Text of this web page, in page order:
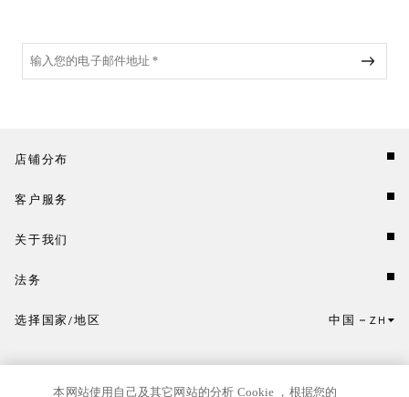
店铺分布
客户服务
关于我们
法务
点击此处选择国家/地区和语言。
选择国家/地区 中国 ZH
本网站使用自己及其它网站的分析 Cookie ，根据您的